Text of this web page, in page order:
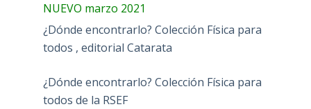
NUEVO marzo 2021
¿Dónde encontrarlo? Colección Física para
todos , editorial Catarata
¿Dónde encontrarlo? Colección Física para
todos de la RSEF